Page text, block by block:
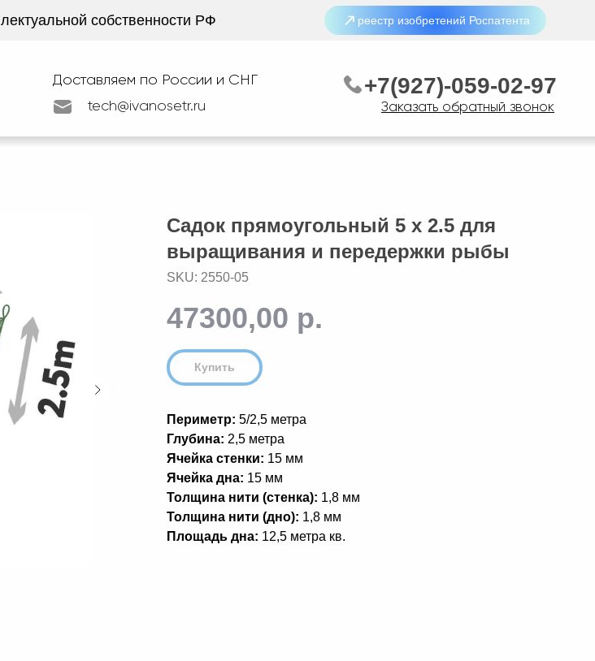
собственности РФ реестр изобретений Роспатента
tech@ivanosetr.ru
+7(927)-059-02-97
Доставляем по России и СНГ
Заказать обратный звонок
Садок прямоугольный 5 x 2.5 для
выращивания и передержки рыбы
SKU: 2550-05
47300,00 р.
Купить
Периметр: 5/2,5 метра
Глубина: 2,5 метра
Ячейка стенки: 15 мм
Ячейка дна: 15 мм
Толщина нити (стенка): 1,8 мм
Толщина нити (дно): 1,8 мм
Площадь дна: 12,5 метра кв.